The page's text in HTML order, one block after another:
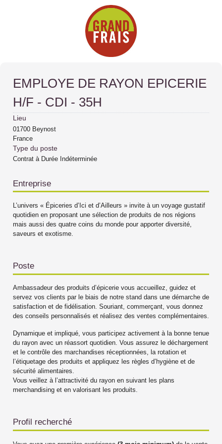
EMPLOYE DE RAYON EPICERIE
H/F - CDI - 35H
Lieu
01700 Beynost
France
Type du poste
Contrat à Durée Indéterminée
Entreprise
L’univers « Épiceries d’Ici et d’Ailleurs » invite à un voyage gustatif
quotidien en proposant une sélection de produits de nos régions
mais aussi des quatre coins du monde pour apporter diversité,
saveurs et exotisme.
Poste
Ambassadeur des produits d’épicerie vous accueillez, guidez et
servez vos clients par le biais de notre stand dans une démarche de
satisfaction et de fidélisation. Souriant, commerçant, vous donnez
des conseils personnalisés et réalisez des ventes complémentaires.
Dynamique et impliqué, vous participez activement à la bonne tenue
du rayon avec un réassort quotidien. Vous assurez le déchargement
et le contrôle des marchandises réceptionnées, la rotation et
l’étiquetage des produits et appliquez les règles d’hygiène et de
sécurité alimentaires.
Vous veillez à l’attractivité du rayon en suivant les plans
merchandising et en valorisant les produits.
Profil recherché